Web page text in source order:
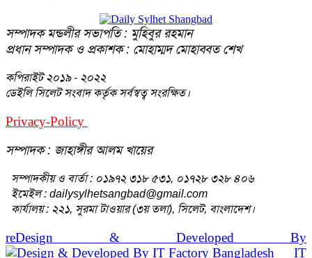
সম্পাদক মন্ডলীর সভাপতি : মুহিবুর রহমান
প্রধান সম্পাদক ও প্রকাশক : মোহাম্মদ মোহাব্বত শেখ
কপিরাইট২০১৯ - ২০২২
ডেইলি সিলেট সংবাদ কর্তৃক সর্বস্বত্ব সংরক্ষিত।
Privacy-Policy
সম্পাদক : জাহাঙ্গীর আলম খায়ের
সম্পাদকীয় ও বার্তা : ০১৯৭২ ৩১৮ ৫৩১, ০১৭২৮ ৩২৮ ৪০৬
ইমেইল : dailysylhetsangbad@gmail.com
কার্যালয় : ২২১, সুরমা টাওয়ার (৩য় তলা), সিলেট, বাংলাদেশ।
reDesign & Developed By
IT